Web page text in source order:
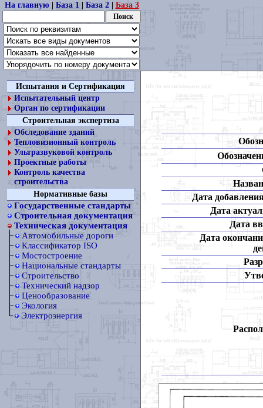
На главную| База 1| База 2| База 3
Испытания и Сертификация
Испытательный центр
Орган по сертификации
Строительная экспертиза
Обследование зданий
Тепловизионный контроль
Ультразвуковой контроль
Проектные работы
Контроль качества
строительства
Нормативные базы
Государственные стандарты
Строительная документация
Техническая документация
Автомобильные дороги
Классификатор ISO
Мостостроение
Национальные стандарты
Строительство
Технический надзор
Ценообразование
Экология
Электроэнергия
Дата
Дата
Дата
Дата